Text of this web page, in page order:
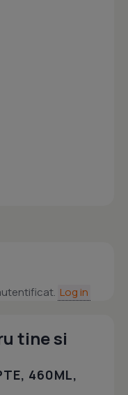
Log in
tine si
460ML,